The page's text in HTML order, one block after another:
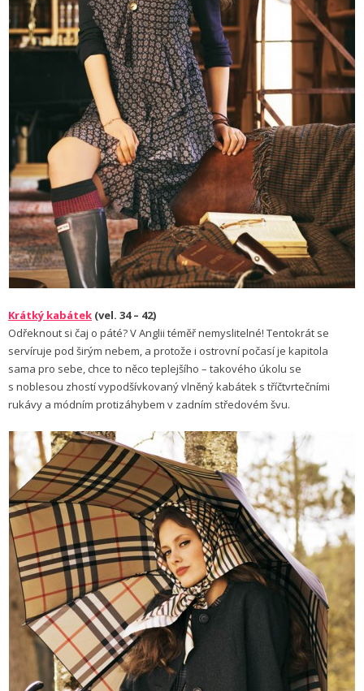
Krátký kabátek (vel. 34 – 42)
Odřeknout si čaj o páté? V Anglii téměř nemyslitelné! Tentokrát se
servíruje pod širým nebem, a protože i ostrovní počasí je kapitola
sama pro sebe, chce to něco teplejšího – takového úkolu se
s noblesou zhostí vypodšívkovaný vlněný kabátek s tříčtvrtečními
rukávy a módním protizáhybem v zadním středovém švu.